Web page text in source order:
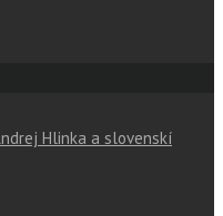
Hlinka a slovenskí